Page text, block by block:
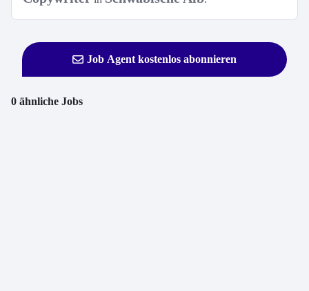
Job Agent kostenlos abonnieren
0 ähnliche Jobs